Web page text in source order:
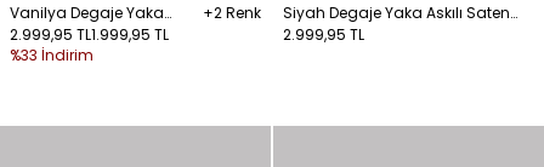
Vanilya Degaje Yaka
Detaylı Saten Bluz
+2 Renk
2.999,95 TL1.999,95 TL
%33 İndirim
Siyah Degaje Yaka Askılı Saten
Bluz
2.999,95 TL